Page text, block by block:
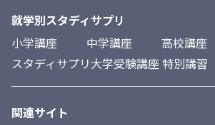
就学別スタディサプリ
小学講座
中学講座 高校講座
スタディサプリ大学受験講座 特別講習
関連サイト